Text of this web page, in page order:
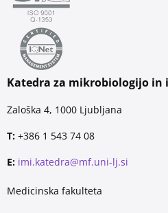
Katedra za mikrobiologijo in
Zaloška 4, 1000 Ljubljana
T: +386 1 543 74 08
E: imi.katedra@mf.uni-lj.si
Medicinska fakulteta